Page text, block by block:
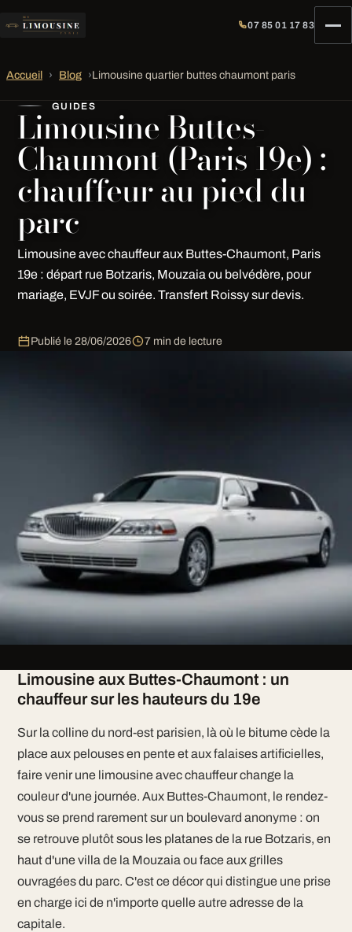
07 85 01 17 83
Accueil › Blog ›Limousine quartier buttes chaumont paris
GUIDES
Limousine Buttes-
Chaumont (Paris 19e) :
chauffeur au pied du
parc
Limousine avec chauffeur aux Buttes-Chaumont, Paris
19e : départ rue Botzaris, Mouzaia ou belvédère, pour
mariage, EVJF ou soirée. Transfert Roissy sur devis.
Publié le 28/06/2026 7 min de lecture
Limousine aux Buttes-Chaumont : un
chauffeur sur les hauteurs du 19e
Sur la colline du nord-est parisien, là où le bitume cède la
place aux pelouses en pente et aux falaises artificielles,
faire venir une limousine avec chauffeur change la
couleur d'une journée. Aux Buttes-Chaumont, le rendez-
vous se prend rarement sur un boulevard anonyme : on
se retrouve plutôt sous les platanes de la rue Botzaris, en
haut d'une villa de la Mouzaia ou face aux grilles
ouvragées du parc. C'est ce décor qui distingue une prise
en charge ici de n'importe quelle autre adresse de la
capitale.